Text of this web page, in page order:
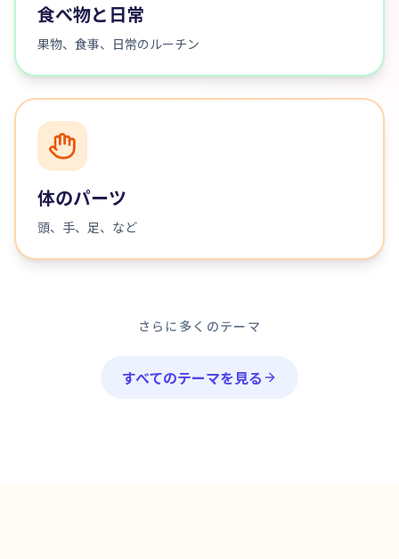
食べ物と日常
果物、食事、日常のルーチン
体のパーツ
頭、手、足、など
さらに多くのテーマ
すべてのテーマを見る